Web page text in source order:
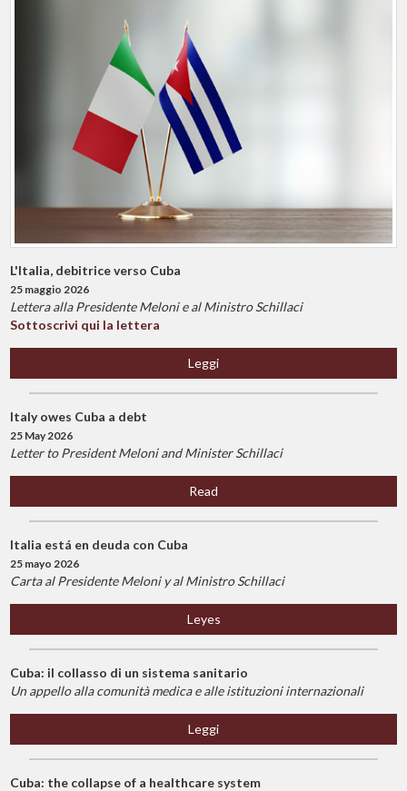
L'Italia, debitrice verso Cuba
25 maggio 2026
Lettera alla Presidente Meloni e al Ministro Schillaci
Sottoscrivi qui la lettera
Leggi
Italy owes Cuba a debt
25 May 2026
Letter to President Meloni and Minister Schillaci
Read
Italia está en deuda con Cuba
25 mayo 2026
Carta al Presidente Meloni y al Ministro Schillaci
Leyes
Cuba: il collasso di un sistema sanitario
Un appello alla comunità medica e alle istituzioni internazionali
Leggi
Cuba: the collapse of a healthcare system